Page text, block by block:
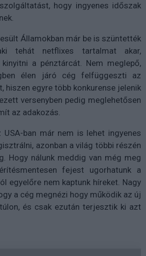
hogy ingyenes időszak
Államokban már be is szüntették
tehát netflixes tartalmat akar,
kinyitni a pénztárcát. Nem meglepő,
élen járó cég felfüggeszti az
hiszen egyre több konkurense jelenik
versenyben pedig meglehetősen
az adakozás.
ban már nem is lehet ingyenes
azonban a világ többi részén
Hogy nálunk meddig van még meg
fejest ugorhatunk a
egyelőre nem kaptunk híreket. Nagy
a cég megnézi hogy működik az új
és csak ezután terjesztik ki azt